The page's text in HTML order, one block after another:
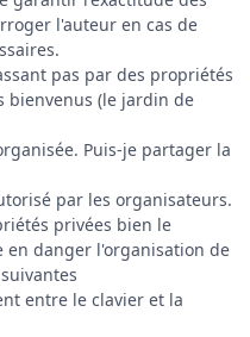
l'auteur en cas de
pas par des propriétés
bienvenus (le jardin de
Puis-je partager la
par les organisateurs.
privées bien le
en danger l'organisation de
entre le clavier et la